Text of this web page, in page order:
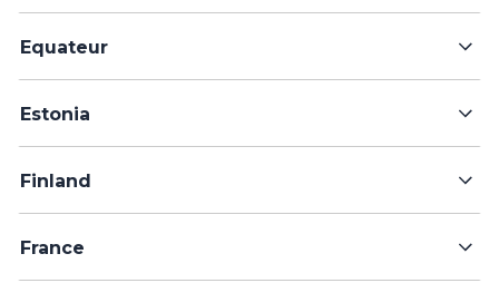
Equateur
Estonia
Finland
France